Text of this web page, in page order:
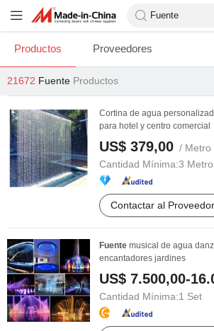
Productos Proveedores
21672 Fuente Productos
Cortina de agua
para hotel y centro comercial
US$ 379,00 / Metro
Cantidad Mínima:3
Contactar al Proveedor
Fuente musical de agua
encantadores jardines
US$ 7.500,00-
Cantidad Mínima:1 Set